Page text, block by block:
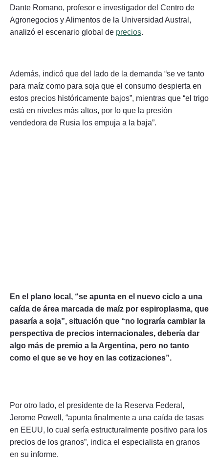
Dante Romano, profesor e investigador del Centro de
Agronegocios y Alimentos de la Universidad Austral,
analizó el escenario global de precios.
Además, indicó que del lado de la demanda “se ve tanto
para maíz como para soja que el consumo despierta en
estos precios históricamente bajos”, mientras que “el trigo
está en niveles más altos, por lo que la presión
vendedora de Rusia los empuja a la baja”.
En el plano local, “se apunta en el nuevo ciclo a una
caída de área marcada de maíz por espiroplasma, que
pasaría a soja”, situación que “no lograría cambiar la
perspectiva de precios internacionales, debería dar
algo más de premio a la Argentina, pero no tanto
como el que se ve hoy en las cotizaciones”.
Por otro lado, el presidente de la Reserva Federal,
Jerome Powell, “apunta finalmente a una caída de tasas
en EEUU, lo cual sería estructuralmente positivo para los
precios de los granos”, indica el especialista en granos
en su informe.